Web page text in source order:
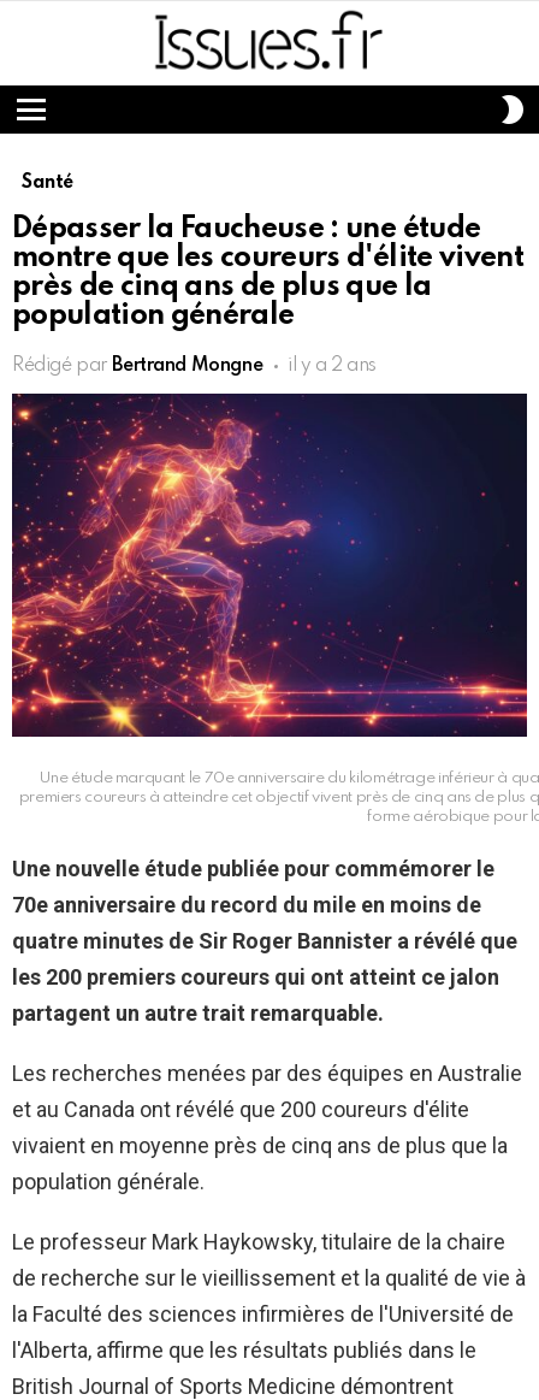
Menu
Santé
Dépasser la Faucheuse : une étude
montre que les coureurs d'élite vivent
près de cinq ans de plus que la
population générale
Rédigé par Bertrand Mongne il y a 2 ans
Une étude marquant le 70e anniversaire du kilométrage inférieur à
premiers coureurs à atteindre cet objectif vivent près de cinq ans de plus
forme aérobique pour
Une nouvelle étude publiée pour commémorer le
70e anniversaire du record du mile en moins de
quatre minutes de Sir Roger Bannister a révélé que
les 200 premiers coureurs qui ont atteint ce jalon
partagent un autre trait remarquable.
Les recherches menées par des équipes en Australie
et au Canada ont révélé que 200 coureurs d'élite
vivaient en moyenne près de cinq ans de plus que la
population générale.
Le professeur Mark Haykowsky, titulaire de la chaire
de recherche sur le vieillissement et la qualité de vie à
la Faculté des sciences infirmières de l'Université de
l'Alberta, affirme que les résultats publiés dans le
British Journal of Sports Medicine démontrent